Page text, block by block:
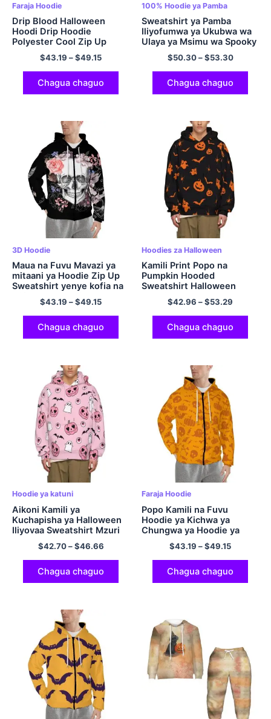
Faraja Hoodie
Drip Blood Halloween
Hoodi Drip Hoodie
Polyester Cool Zip Up
Hoodie na Mifuko ya
Wanaume na Wanawake
$43.19 –$49.15
Chagua chaguo
100% Hoodie ya Pamba
Sweatshirt ya Pamba
Iliyofumwa ya Ukubwa wa
Ulaya ya Msimu wa Spooky
Hoodies za Halloween
Hoodie ya Kuvuta Kubwa
ya Hoodie Multicolor 100%
Pamba
$50.30–$53.30
Chagua chaguo
3D Hoodie
Maua na Fuvu Mavazi ya
mitaani ya Hoodie Zip Up
Sweatshirt yenye kofia na
Mifuko ya Hoodies ya
Polyester Hoodi ya
Halloween
$43.19 –$49.15
Chagua chaguo
Hoodies za Halloween
Kamili Print Popo na
Pumpkin Hooded
Sweatshirt Halloween
Hoodie Black
$42.96 –$53.29
Chagua chaguo
Hoodie ya katuni
Aikoni Kamili ya
Kuchapisha ya Halloween
Iliyovaa Sweatshirt Mzuri
$42.70–$46.66
Chagua chaguo
Faraja Hoodie
Popo Kamili na Fuvu
Hoodie ya Kichwa ya
Chungwa ya Hoodie ya
Kufungia Hoodi ya
Polyester Sura ya Kawaida
na yenye Kofia ya Starehe
$43.19 –$49.15
Chagua chaguo